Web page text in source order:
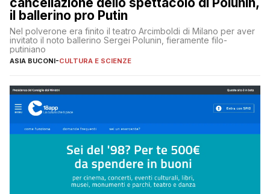
il ballerino pro Putin
Nel polverone era finito il teatro Arcimboldi di Milano per aver
invitato il noto ballerino Sergei Polunin, fieramente filo-
putiniano
ASIA BUCONI-CULTURA E SCIENZE